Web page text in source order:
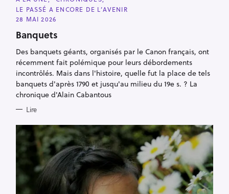
A
T
E
O
R
E
LE PASSÉ A ENCORE DE L’AVENIR
28 MAI 2026
Banquets
Des banquets géants, organisés par le Canon français, ont
récemment fait polémique pour leurs débordements
incontrôlés. Mais dans l'histoire, quelle fut la place de tels
banquets d'après 1790 et jusqu'au milieu du 19e s. ? La
chronique d'Alain Cabantous
Lire